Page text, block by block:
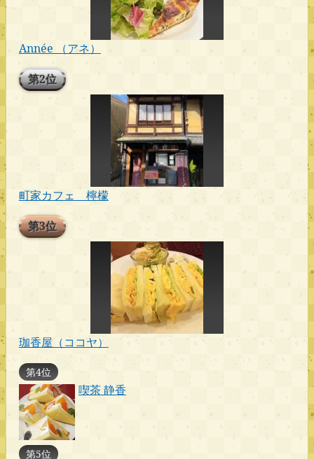
Année （アネ）
第2位
町家カフェ 檸檬
第3位
珈香屋（ココヤ）
第4位
喫茶 静香
第5位